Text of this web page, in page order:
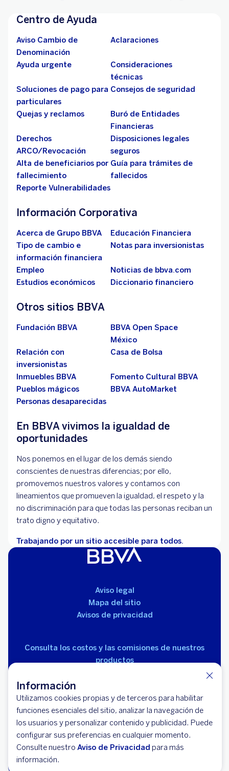
Información
Utilizamos cookies propias y de terceros para habilitar
funciones esenciales del sitio, analizar la navegación de
los usuarios y personalizar contenido y publicidad. Puede
configurar sus preferencias en cualquier momento.
Consulte nuestro Aviso de Privacidad para más
información.
Centro de Ayuda
Aviso Cambio de
Denominación
Aclaraciones
Ayuda urgente
Consideraciones
técnicas
Soluciones de pago para
particulares
Consejos de seguridad
Quejas y reclamos
Buró de Entidades
Financieras
Derechos
ARCO/Revocación
Disposiciones legales
seguros
Alta de beneficiarios por
fallecimiento
Guía para trámites de
fallecidos
Reporte Vulnerabilidades
Información Corporativa
Acerca de Grupo BBVA
Educación Financiera
Tipo de cambio e
información financiera
Notas para inversionistas
Empleo
Noticias de bbva.com
Estudios económicos
Diccionario financiero
Otros sitios BBVA
Fundación BBVA
BBVA Open Space
México
Relación con
inversionistas
Casa de Bolsa
Inmuebles BBVA
Fomento Cultural BBVA
Pueblos mágicos
BBVA AutoMarket
Personas desaparecidas
En BBVA vivimos la igualdad de
oportunidades
Nos ponemos en el lugar de los demás siendo
conscientes de nuestras diferencias; por ello,
promovemos nuestros valores y contamos con
lineamientos que promueven la igualdad, el respeto y la
no discriminación para que todas las personas reciban un
trato digno y equitativo.
Trabajando por un sitio accesible para todos.
Aviso legal
Mapa del sitio
Avisos de privacidad
Consulta los costos y las comisiones de nuestros
productos
© 2026 BBVA México, S.A., Institución de Banca
Múltiple, Grupo Financiero BBVA México. Avenida Paseo
de la Reforma 510, colonia Juárez, código postal 06600,